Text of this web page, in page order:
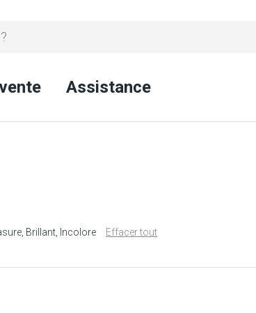
Assistance
Brillant Incolore Effacer tout